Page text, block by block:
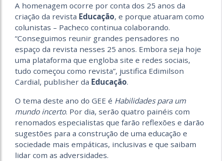
A homenagem ocorre por conta dos 25 anos da
criação da revista Educação, e porque atuaram como
colunistas – Pacheco continua colaborando.
“Conseguimos reunir grandes pensadores no
espaço da revista nesses 25 anos. Embora seja hoje
uma plataforma que engloba site e redes sociais,
tudo começou como revista”, justifica Edimilson
Cardial, publisher da Educação.
O tema deste ano do GEE é Habilidades para um
mundo incerto. Por dia, serão quatro painéis com
renomados especialistas que farão reflexões e darão
sugestões para a construção de uma educação e
sociedade mais empáticas, inclusivas e que saibam
lidar com as adversidades.